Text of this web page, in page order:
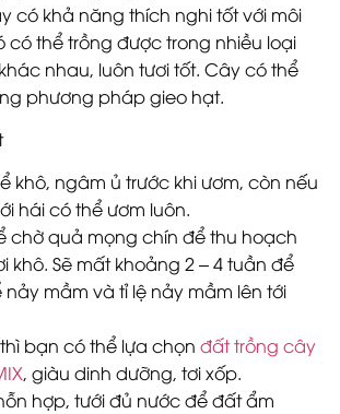
có khả năng thích nghi tốt với môi
có thể trồng được trong nhiều loại
nhau, luôn tươi tốt. Cây có thể
phương pháp gieo hạt.
khô, ngâm ủ trước khi ươm, còn nếu
hái có thể ươm luôn.
chờ quả mọng chín để thu hoạch
khô. Sẽ mất khoảng 2 – 4 tuần để
nảy mầm và tỉ lệ nảy mầm lên tới
bạn có thể lựa chọn đất trồng cây
, giàu dinh dưỡng, tơi xốp.
hợp, tưới đủ nước để đất ẩm